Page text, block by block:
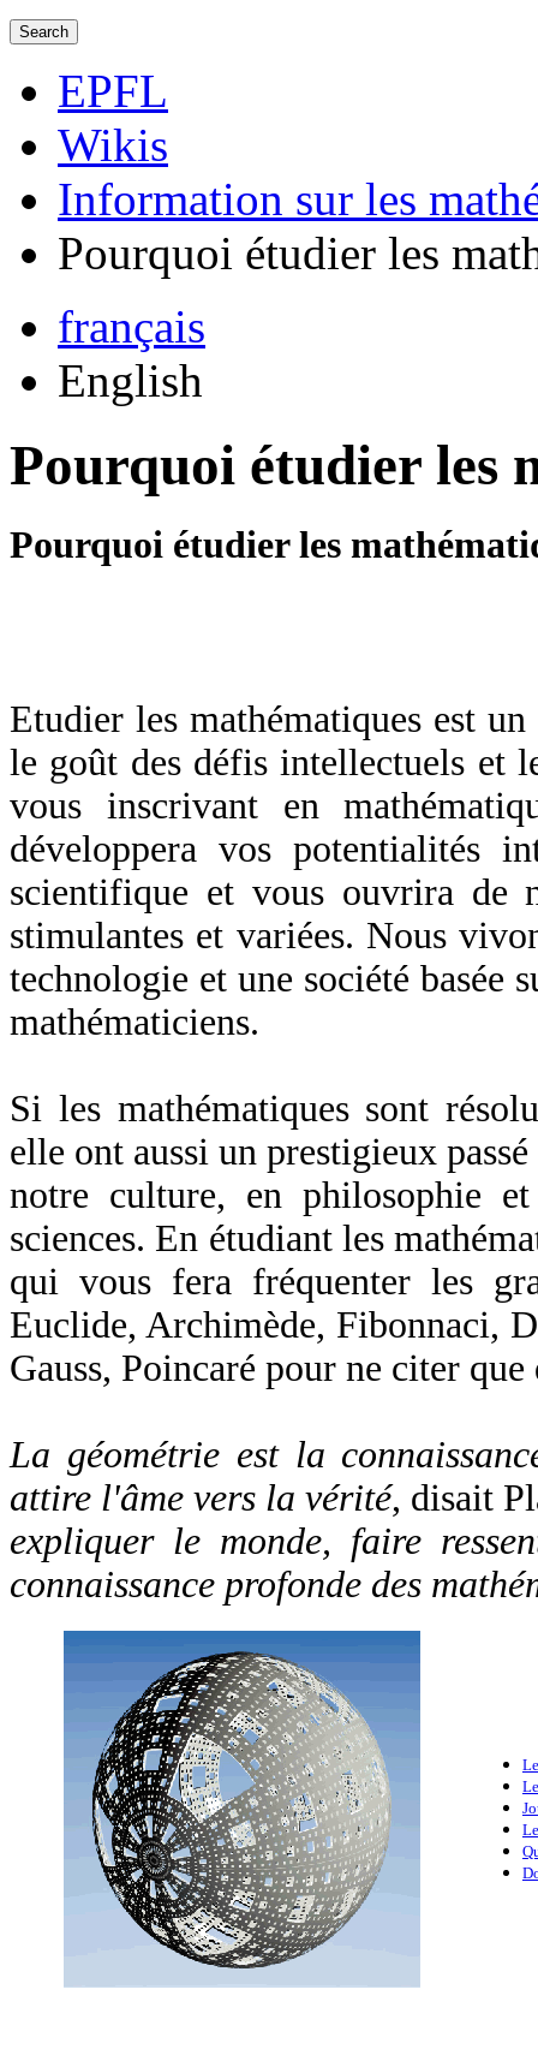
Search
EPFL
Wikis
Information sur les
Pourquoi étudier les
français
English
Pourquoi étudier les
Pourquoi étudier les
Etudier les mathématiques est
le goût des défis intellectuels et
vous inscrivant en
développera vos potentialités
scientifique et vous ouvrira de
stimulantes et variées. Nous
technologie et une société basée
mathématiciens.
Si les mathématiques sont
elle ont aussi un prestigieux
notre culture, en philosophie
sciences. En étudiant les
qui vous fera fréquenter les
Euclide, Archimède, Fibonnaci,
Gauss, Poincaré pour ne citer que
La géométrie est la
attire l'âme vers la vérité, disait
expliquer le monde, faire
connaissance profonde des